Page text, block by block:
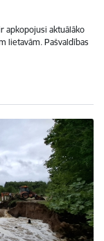
apkopojusi aktuālāko
lietavām. Pašvaldības